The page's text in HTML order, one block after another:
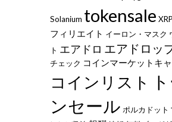
Solanium tokensale XRP
フィリエイト イーロン・マスク
ト エアドロ エアドロッ
チェック コインマーケットキ
コインリスト
ンセール ポルカドット